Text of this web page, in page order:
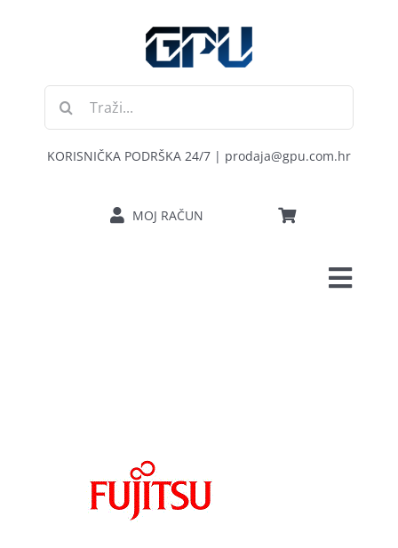
Traži...
KORISNIČKA PODRŠKA 24/7 | prodaja@gpu.com.hr
MOJ RAČUN
KABELI I KONEKTORI
MREŽNA OPREMA